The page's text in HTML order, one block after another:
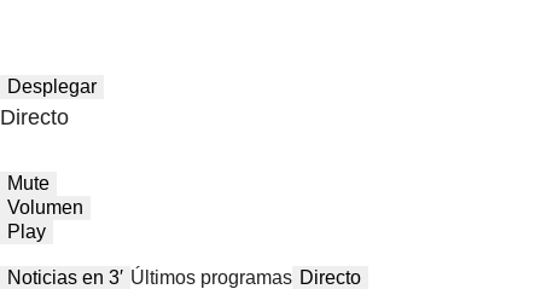
Desplegar
Directo
Mute
Volumen
Play
Noticias en 3′ Últimos programas Directo